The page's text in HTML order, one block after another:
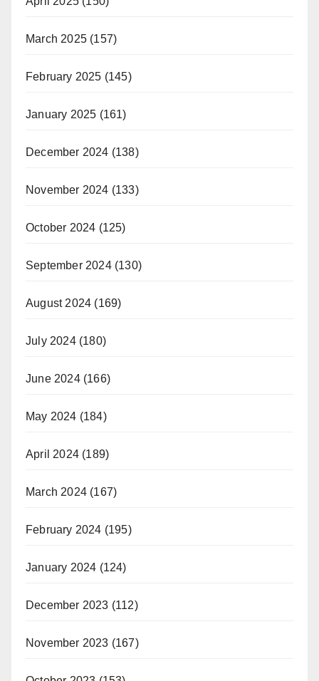
March 2025 (157)
February 2025 (145)
January 2025 (161)
December 2024 (138)
November 2024 (133)
October 2024 (125)
September 2024(130)
August 2024 (169)
July 2024(180)
June 2024(166)
May 2024 (184)
April 2024 (189)
March 2024 (167)
February 2024 (195)
January 2024 (124)
December 2023 (112)
November 2023 (167)